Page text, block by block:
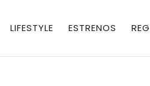
LIFESTYLE ESTRENOS